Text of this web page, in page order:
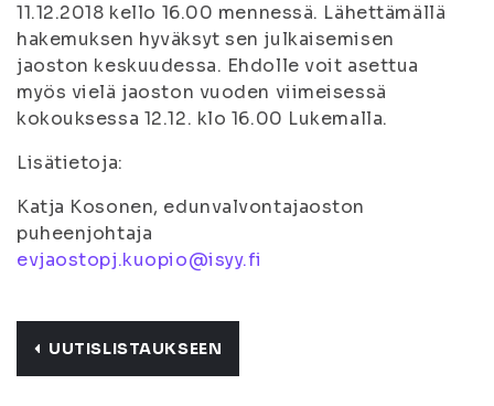
11.12.2018 kello 16.00 mennessä. Lähettämällä
hakemuksen hyväksyt sen julkaisemisen
jaoston keskuudessa. Ehdolle voit asettua
myös vielä jaoston vuoden viimeisessä
kokouksessa 12.12. klo 16.00 Lukemalla.
Lisätietoja:
Katja Kosonen, edunvalvontajaoston
puheenjohtaja
evjaostopj.kuopio@isyy.fi
UUTISLISTAUKSEEN